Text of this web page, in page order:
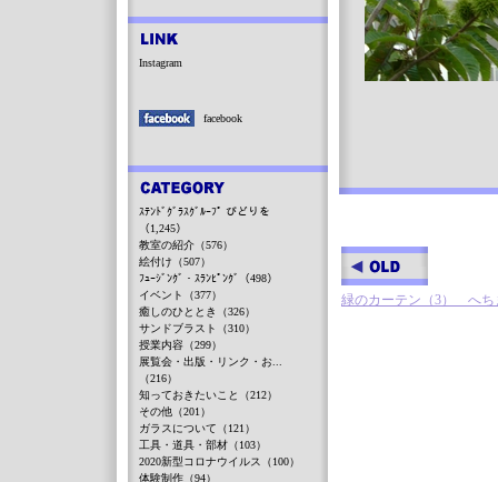
緑のカーテン（3） へち
Instagram
facebook
ｽﾃﾝﾄﾞｸﾞﾗｽｸﾞﾙｰﾌﾟ びどりを
（1,245）
教室の紹介（576）
絵付け（507）
ﾌｭｰｼﾞﾝｸﾞ・ｽﾗﾝﾋﾟﾝｸﾞ（498）
イベント（377）
癒しのひととき（326）
サンドブラスト（310）
授業内容（299）
展覧会・出版・リンク・お...
（216）
知っておきたいこと（212）
その他（201）
ガラスについて（121）
工具・道具・部材（103）
2020新型コロナウイルス（100）
体験制作（94）